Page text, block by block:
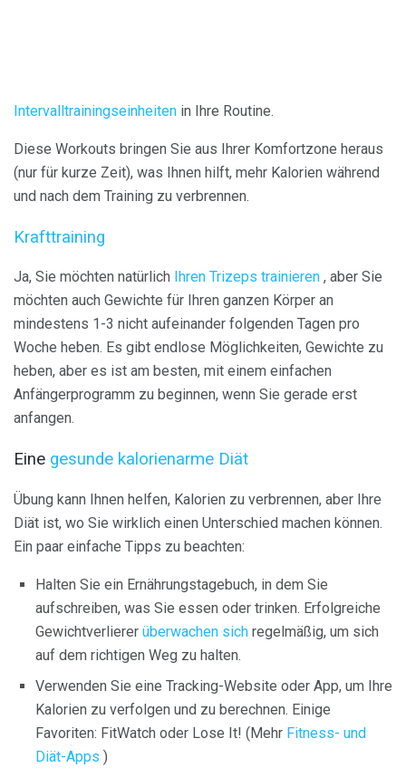
Intervalltrainingseinheiten in Ihre Routine.
Diese Workouts bringen Sie aus Ihrer Komfortzone heraus
(nur für kurze Zeit), was Ihnen hilft, mehr Kalorien während
und nach dem Training zu verbrennen.
Krafttraining
Ja, Sie möchten natürlich Ihren Trizeps trainieren , aber Sie
möchten auch Gewichte für Ihren ganzen Körper an
mindestens 1-3 nicht aufeinander folgenden Tagen pro
Woche heben. Es gibt endlose Möglichkeiten, Gewichte zu
heben, aber es ist am besten, mit einem einfachen
Anfängerprogramm zu beginnen, wenn Sie gerade erst
anfangen.
Eine gesunde kalorienarme Diät
Übung kann Ihnen helfen, Kalorien zu verbrennen, aber Ihre
Diät ist, wo Sie wirklich einen Unterschied machen können.
Ein paar einfache Tipps zu beachten:
Halten Sie ein Ernährungstagebuch, in dem Sie
aufschreiben, was Sie essen oder trinken. Erfolgreiche
Gewichtverlierer überwachen sich regelmäßig, um sich
auf dem richtigen Weg zu halten.
Verwenden Sie eine Tracking-Website oder App, um Ihre
Kalorien zu verfolgen und zu berechnen. Einige
Favoriten: FitWatch oder Lose It! (Mehr Fitness- und
Diät-Apps )